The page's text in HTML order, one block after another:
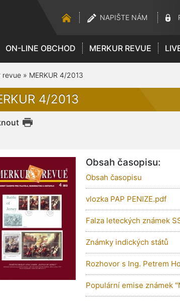
NAPIŠTE NÁM
ON-LINE OBCHOD MERKUR REVUE
revue» MERKUR 4/2013
4/2013
Obsah časopisu:
Obsah časopisu
vlozka PAP PENIZE.pdf
Falza leteckých známek
Známky indických států
Rozhovor s Ing. Petrem
Populární emise známek